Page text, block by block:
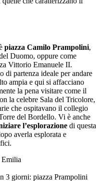
piazza Camilo Prampolini,
Duomo, oppure come
Vittorio Emanuele II.
di partenza ideale per andare
ampia e qui si affacciano
la pena visitare come il
la celebre Sala del Tricolore,
che ospitavano il collegio
del Bordello. Vi è anche
l’esplorazione di questa
averla esplorata e
3 giorni: piazza Prampolini